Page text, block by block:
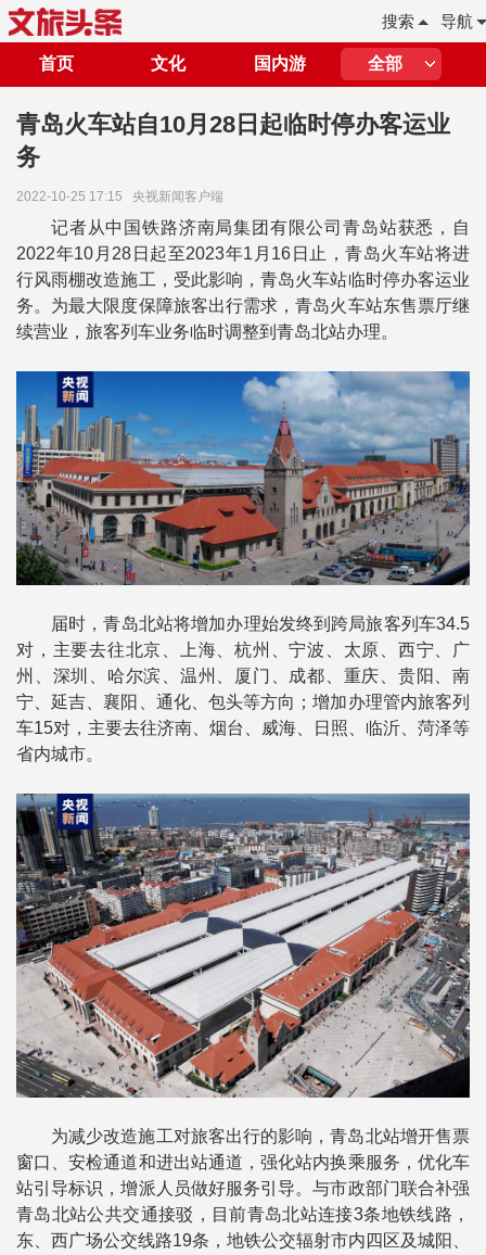
导航
搜索
首页 文化 国内游 全部
青岛火车站自10月28日起临时停办客运业
务
2022-10-25 17:15 央视新闻客户端
记者从中国铁路济南局集团有限公司青岛站获悉，自
2022年10月28日起至2023年1月16日止，青岛火车站将进
行风雨棚改造施工，受此影响，青岛火车站临时停办客运业
务。为最大限度保障旅客出行需求，青岛火车站东售票厅继
续营业，旅客列车业务临时调整到青岛北站办理。
届时，青岛北站将增加办理始发终到跨局旅客列车34.5
对，主要去往北京、上海、杭州、宁波、太原、西宁、广
州、深圳、哈尔滨、温州、厦门、成都、重庆、贵阳、南
宁、延吉、襄阳、通化、包头等方向；增加办理管内旅客列
车15对，主要去往济南、烟台、威海、日照、临沂、菏泽等
省内城市。
为减少改造施工对旅客出行的影响，青岛北站增开售票
窗口、安检通道和进出站通道，强化站内换乘服务，优化车
站引导标识，增派人员做好服务引导。与市政部门联合补强
青岛北站公共交通接驳，目前青岛北站连接3条地铁线路，
东、西广场公交线路19条，地铁公交辐射市内四区及城阳、